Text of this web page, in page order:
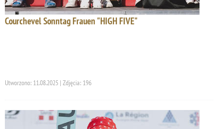
Courchevel Sonntag Frauen "HIGH FIVE"
Utworzono: 11.08.2025 | Zdjęcia: 196